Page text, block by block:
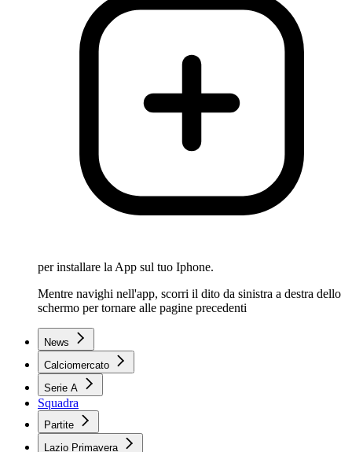
per installare la App sul tuo Iphone.
Mentre navighi nell'app, scorri il dito da sinistra a destra dello
schermo per tornare alle pagine precedenti
News
Calciomercato
Serie A
Squadra
Partite
Lazio Primavera